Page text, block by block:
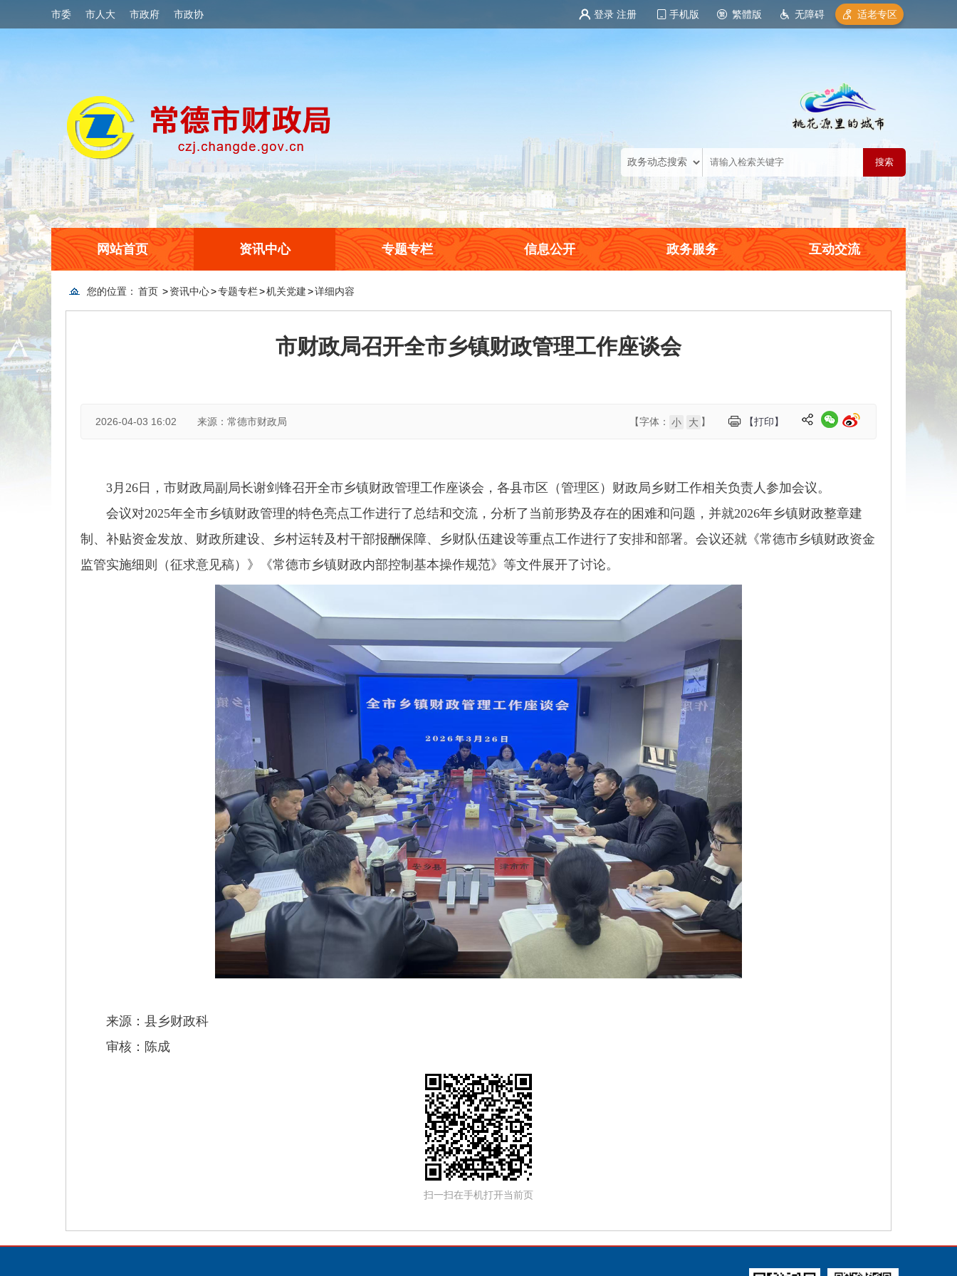
市委 市人大 市政府 市政协 登录 注册 手机版 繁體版 无障碍 适老专区
网站首页 资讯中心 专题专栏 信息公开 政务服务 互动交流
您的位置： 首页 >资讯中心>专题专栏>机关党建>详细内容
市财政局召开全市乡镇财政管理工作座谈会
2026-04-03 16:02 来源：常德市财政局 【打印】
【字体： 小 大 】
3月26日，市财政局副局长谢剑锋召开全市乡镇财政管理工作座谈会，各县市区（管理区）财政局乡财工作相关负责人参加会议。
会议对2025年全市乡镇财政管理的特色亮点工作进行了总结和交流，分析了当前形势及存在的困难和问题，并就2026年乡镇财政整章建
制、补贴资金发放、财政所建设、乡村运转及村干部报酬保障、乡财队伍建设等重点工作进行了安排和部署。会议还就《常德市乡镇财政资金
监管实施细则（征求意见稿）》《常德市乡镇财政内部控制基本操作规范》等文件展开了讨论。
来源：县乡财政科
审核：陈成
扫一扫在手机打开当前页